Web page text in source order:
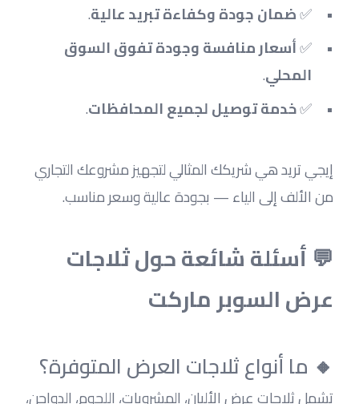
✅ ضمان جودة وكفاءة تبريد عالية.
✅
المحلي.
✅ خدمة توصيل لجميع المحافظات.
من الألف إلى الياء — بجودة عالية وسعر مناسب.
عرض السوبر ماركت
🔸 ما أنواع ثلاجات العرض المتوفرة؟